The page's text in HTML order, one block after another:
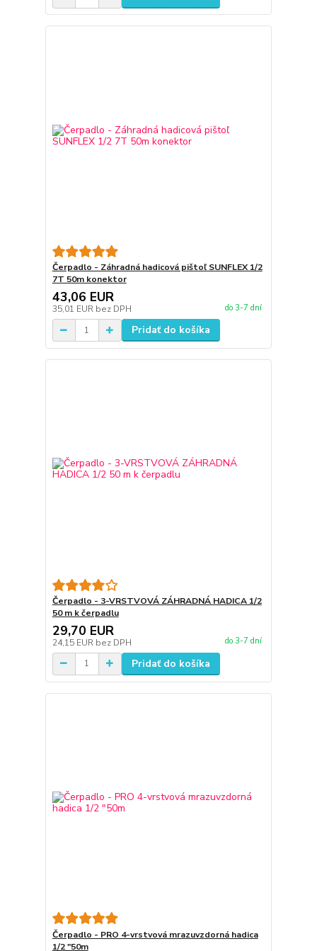
Čerpadlo - Záhradná hadicová pištoľ SUNFLEX 1/2
7T 50m konektor
43,06 EUR
35,01 EUR bez DPH do 3-7 dní
Pridať do košíka
Čerpadlo - 3-VRSTVOVÁ ZÁHRADNÁ HADICA 1/2
50 m k čerpadlu
29,70 EUR
24,15 EUR bez DPH do 3-7 dní
Pridať do košíka
Čerpadlo - PRO 4-vrstvová mrazuvzdorná hadica
1/2 "50m